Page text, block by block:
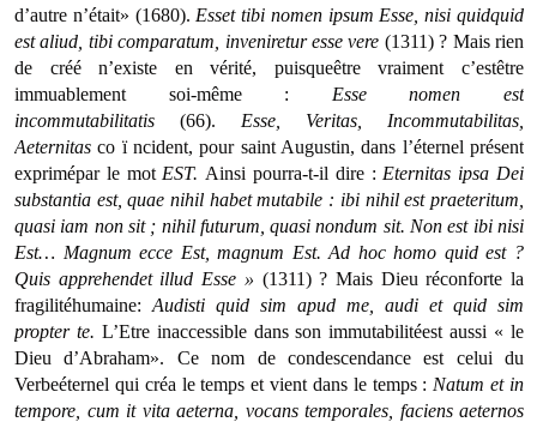
d’autre n’était» (1680). Essettibi nomen ipsum Esse, nisi quidquid
est aliud, tibi comparatum, inveniretur esse vere (1311) ? Mais rien
de créé n’existe en vérité, puisqueêtre vraiment c’estêtre
immuablement soi-même : Esse nomen est
incommutabilitatis (66). Esse, Veritas, Incommutabilitas,
Aeternitasco ï ncident, pour saint Augustin, dans l’éternel présent
exprimépar le mot EST. Ainsi pourra-t-il dire : Eter­nitas ipsa Dei
substantia est, quae nihil habet mutabile : ibi nihil est praeteritum,
quasi iam non sit ; nihil futurum, quasi nondum sit. Non est ibi nisi
Est… Magnum ecce Est, magnum Est. Ad hoc homo quid est ?
Quis apprehendet illud Esse » (1311) ? Mais Dieu réconforte la
fragilitéhumaine: Audisti quid sim apud me, audi et quid sim
propter te. L’Etre inac­cessible dans son immutabilitéest aussi « le
Dieu d’Abra­ham». Ce nom de condescendance est celui du
Verbeéter­nel qui créa le temps et vient dans le temps : Natumet in
tempore, cum it vita aeterna, vocans temporales, faciens aeternos